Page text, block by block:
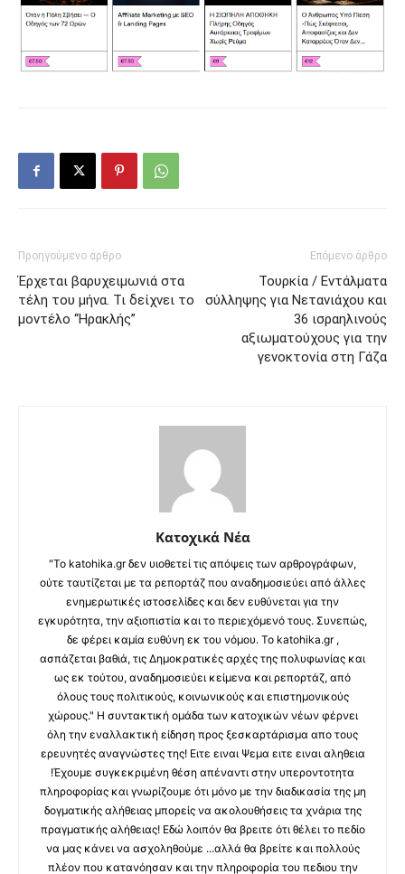
Προηγούμενο άρθρο
Έρχεται βαρυχειμωνιά στα
τέλη του μήνα. Τι δείχνει το
μοντέλο “Ηρακλής”
Επόμενο άρθρο
Τουρκία / Εντάλματα
σύλληψης για Νετανιάχου και
36 ισραηλινούς
αξιωματούχους για την
γενοκτονία στη Γάζα
Κατοχικά Νέα
"Το katohika.gr δεν υιοθετεί τις απόψεις των αρθρογράφων,
ούτε ταυτίζεται με τα ρεπορτάζ που αναδημοσιεύει από άλλες
ενημερωτικές ιστοσελίδες και δεν ευθύνεται για την
εγκυρότητα, την αξιοπιστία και το περιεχόμενό τους. Συνεπώς,
δε φέρει καμία ευθύνη εκ του νόμου. Το katohika.gr ,
ασπάζεται βαθιά, τις Δημοκρατικές αρχές της πολυφωνίας και
ως εκ τούτου, αναδημοσιεύει κείμενα και ρεπορτάζ, από
όλους τους πολιτικούς, κοινωνικούς και επιστημονικούς
χώρους." Η συντακτική ομάδα των κατοχικών νέων φέρνει
όλη την εναλλακτική είδηση προς ξεσκαρτάρισμα απο τους
ερευνητές αναγνώστες της! Ειτε ειναι Ψεμα ειτε ειναι αληθεια
!Έχουμε συγκεκριμένη θέση απέναντι στην υπεροντοτητα
πληροφορίας και γνωρίζουμε ότι μόνο με την διαδικασία της μη
δογματικής αλήθειας μπορείς να ακολουθήσεις τα χνάρια της
πραγματικής αλήθειας! Εδώ λοιπόν θα βρειτε ότι θέλει το πεδίο
να μας κάνει να ασχοληθούμε ...αλλά θα βρείτε και πολλούς
πλέον που κατανόησαν και την πληροφορία του πεδιου την